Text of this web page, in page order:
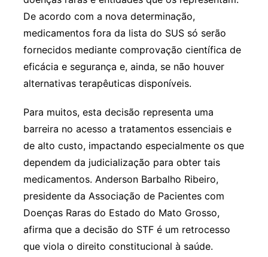
De acordo com a nova determinação,
medicamentos fora da lista do SUS só serão
fornecidos mediante comprovação científica de
eficácia e segurança e, ainda, se não houver
alternativas terapêuticas disponíveis.
Para muitos, esta decisão representa uma
barreira no acesso a tratamentos essenciais e
de alto custo, impactando especialmente os que
dependem da judicialização para obter tais
medicamentos. Anderson Barbalho Ribeiro,
presidente da Associação de Pacientes com
Doenças Raras do Estado do Mato Grosso,
afirma que a decisão do STF é um retrocesso
que viola o direito constitucional à saúde.